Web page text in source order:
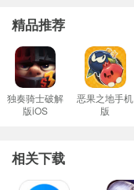
精品推荐
独奏骑士破解
版iOS
恶果之地手机
版
相关下载